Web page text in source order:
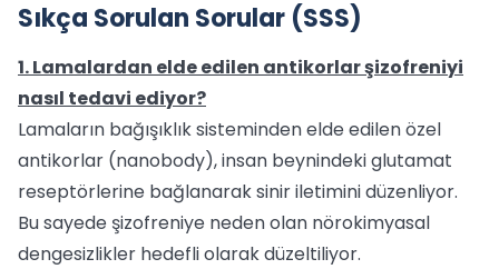
Sıkça Sorulan Sorular (SSS)
1. Lamalardan elde edilen antikorlar şizofreniyi
nasıl tedavi ediyor?
Lamaların bağışıklık sisteminden elde edilen özel
antikorlar (nanobody), insan beynindeki glutamat
reseptörlerine bağlanarak sinir iletimini düzenliyor.
Bu sayede şizofreniye neden olan nörokimyasal
dengesizlikler hedefli olarak düzeltiliyor.